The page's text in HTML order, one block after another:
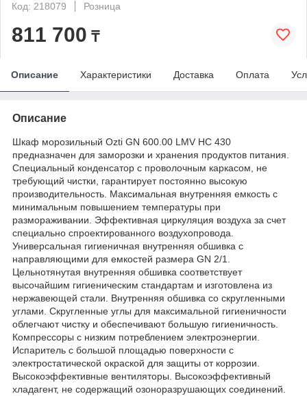
Код: 218079
Розница
811 700 ₸
Описание Характеристики Доставка Оплата
Описание
Шкаф морозильный Ozti GN 600.00 LMV HC 430
предназначен для заморозки и хранения продуктов питания.
Специальный конденсатор с проволочным каркасом, не
требующий чистки, гарантирует постоянно высокую
производительность. Максимальная внутренняя емкость с
минимальным повышением температуры при
размораживании. Эффективная циркуляция воздуха за счет
специально спроектированного воздухопровода.
Универсальная гигиеничная внутренняя обшивка с
направляющими для емкостей размера GN 2/1.
Цельнотянутая внутренняя обшивка соответствует
высочайшим гигиеническим стандартам и изготовлена из
нержавеющей стали. Внутренняя обшивка со скругленными
углами. Скругленные углы для максимальной гигиеничности
облегчают чистку и обеспечивают большую гигиеничность.
Компрессоры с низким потреблением электроэнергии.
Испаритель с большой площадью поверхности с
электростатической окраской для защиты от коррозии.
Высокоэффективные вентиляторы. Высокоэффективный
хладагент, не содержащий озоноразрушающих соединений.